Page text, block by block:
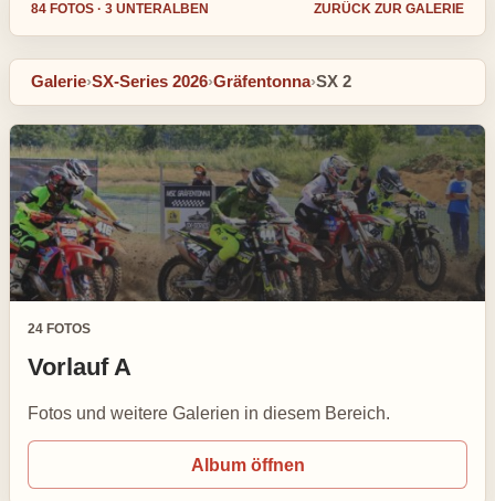
84 FOTOS · 3 UNTERALBEN ZURÜCK ZUR GALERIE
Galerie›SX-Series 2026›Gräfentonna›SX 2
24 FOTOS
Vorlauf A
Fotos und weitere Galerien in diesem Bereich.
Album öffnen